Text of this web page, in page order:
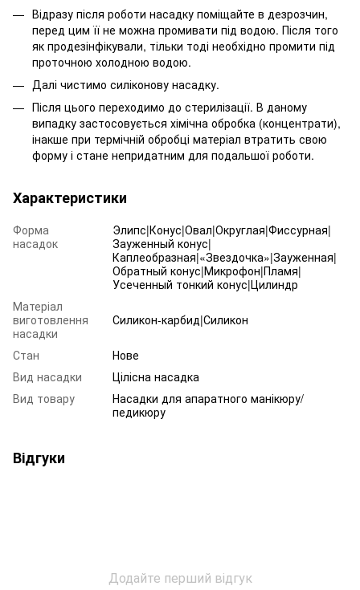
Відразу після роботи насадку поміщайте в дезрозчин,
перед цим її не можна промивати під водою. Після того
як продезінфікували, тільки тоді необхідно промити під
проточною холодною водою.
Далі чистимо силіконову насадку.
Після цього переходимо до стерилізації. В даному
випадку застосовується хімічна обробка (концентрати),
інакше при термічній обробці матеріал втратить свою
форму і стане непридатним для подальшої роботи.
Характеристики
Форма
насадок
Элипс|Конус|Овал|Округлая|Фиссурная|
Зауженный конус|
Каплеобразная|«Звездочка»|Зауженная|
Обратный конус|Микрофон|Пламя|
Усеченный тонкий конус|Цилиндр
Матеріал
виготовлення
насадки
Силикон-карбид|Силикон
Стан
Нове
Вид насадки
Цілісна насадка
Вид товару
Насадки для апаратного манікюру/
педикюру
Відгуки
Додайте перший відгук